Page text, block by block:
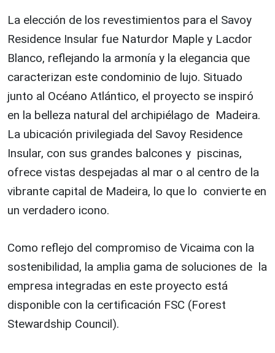
La elección de los revestimientos para el Savoy
Residence Insular fue Naturdor Maple y Lacdor
Blanco, reflejando la armonía y la elegancia que
caracterizan este condominio de lujo. Situado
junto al Océano Atlántico, el proyecto se inspiró
en la belleza natural del archipiélago de Madeira.
La ubicación privilegiada del Savoy Residence
Insular, con sus grandes balcones y piscinas,
ofrece vistas despejadas al mar o al centro de la
vibrante capital de Madeira, lo que lo convierte en
un verdadero icono.
Como reflejo del compromiso de Vicaima con la
sostenibilidad, la amplia gama de soluciones de la
empresa integradas en este proyecto está
disponible con la certificación FSC (Forest
Stewardship Council).